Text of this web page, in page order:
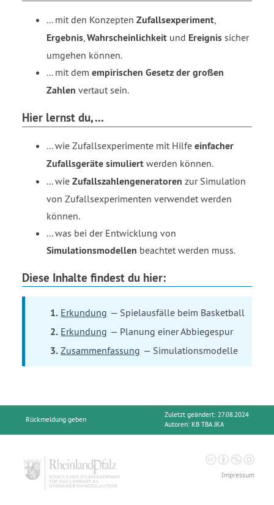
... mit den Konzepten Zufallsexperiment,
Ergebnis,Wahrscheinlichkeit und Ereignis sicher
umgehen können.
... mit dem empirischen Gesetz der großen
Zahlen vertaut sein.
Hier lernst du, ...
... wie Zufallsexperimente mit Hilfe einfacher
Zufallsgeräte simuliert werden können.
... wie Zufallszahlengeneratoren zur Simulation
von Zufallsexperimenten verwendet werden
können.
... was bei der Entwicklung von
Simulationsmodellen beachtet werden muss.
Diese Inhalte findest du hier:
Erkundung — Spielausfälle beim Basketball
Erkundung — Planung einer Abbiegespur
Zusammenfassung — Simulationsmodelle
Rückmeldung geben
Zuletzt geändert: 27.08.2024
Autoren: KB TBA JKA
Impressum